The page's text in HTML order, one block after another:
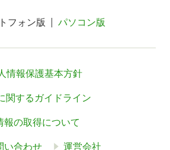
フォン版 パソコン版
情報保護基本方針
関するガイドライン
報の取得について
い合わせ 運営会社